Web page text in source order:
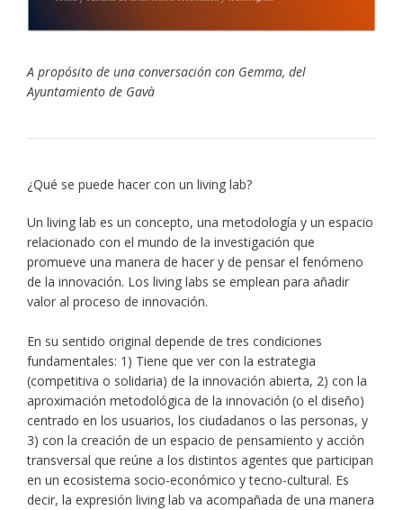
A propósito de una conversación con Gemma, del
Ayuntamiento de Gavà
¿Qué se puede hacer con un living lab?
Un living lab es un concepto, una metodología y un espacio
relacionado con el mundo de la investigación que
promueve una manera de hacer y de pensar el fenómeno
de la innovación. Los living labs se emplean para añadir
valor al proceso de innovación.
En su sentido original depende de tres condiciones
fundamentales: 1) Tiene que ver con la estrategia
(competitiva o solidaria) de la innovación abierta, 2) con la
aproximación metodológica de la innovación (o el diseño)
centrado en los usuarios, los ciudadanos o las personas, y
3) con la creación de un espacio de pensamiento y acción
transversal que reúne a los distintos agentes que participan
en un ecosistema socio-económico y tecno-cultural. Es
decir, la expresión living lab va acompañada de una manera